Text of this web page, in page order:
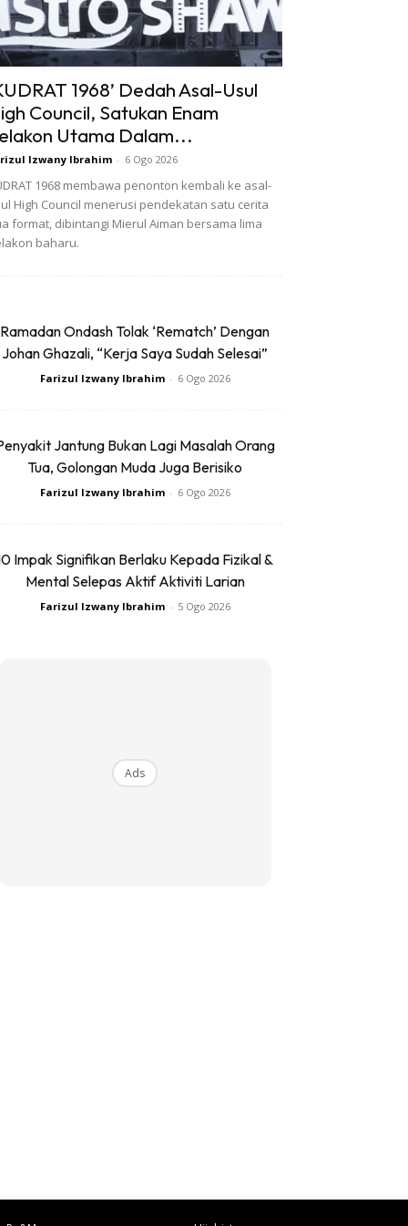
1968’ Dedah Asal-Usul
Council, Satukan Enam
Utama Dalam...
Izwany Ibrahim - 6 Ogo 2026
1968 membawa penonton kembali ke asal-
High Council menerusi pendekatan satu cerita
format, dibintangi Mierul Aiman bersama lima
baharu.
Ramadan Ondash Tolak ‘Rematch’ Dengan
Johan Ghazali, “Kerja Saya Sudah Selesai”
Farizul Izwany Ibrahim - 6 Ogo 2026
Jantung Bukan Lagi Masalah Orang
Tua, Golongan Muda Juga Berisiko
Farizul Izwany Ibrahim - 6 Ogo 2026
Impak Signifikan Berlaku Kepada Fizikal &
Mental Selepas Aktif Aktiviti Larian
Farizul Izwany Ibrahim - 5 Ogo 2026
Ads